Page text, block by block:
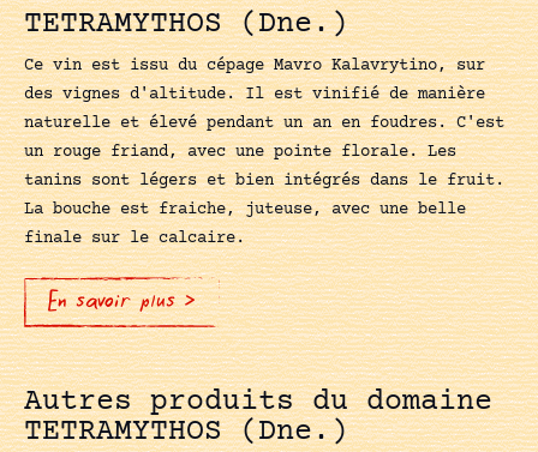
TETRAMYTHOS (Dne.)
Ce vin est issu du cépage Mavro Kalavrytino, sur
des vignes d'altitude. Il est vinifié de manière
naturelle et élevé pendant un an en foudres. C'est
un rouge friand, avec une pointe florale. Les
tanins sont légers et bien intégrés dans le fruit.
La bouche est fraiche, juteuse, avec une belle
finale sur le calcaire.
En savoir plus >
Autres produits du domaine
TETRAMYTHOS (Dne.)